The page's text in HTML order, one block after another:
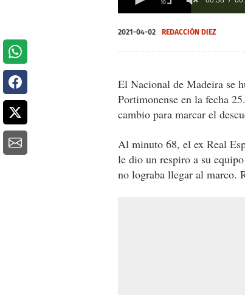
of
38
2021-04-02 REDACCIÓN DIEZ
El Nacional de Madeira se
Portimonense en la fecha
cambio para marcar el
Al minuto 68, el ex Real
le dio un respiro a su
no lograba llegar al marco.